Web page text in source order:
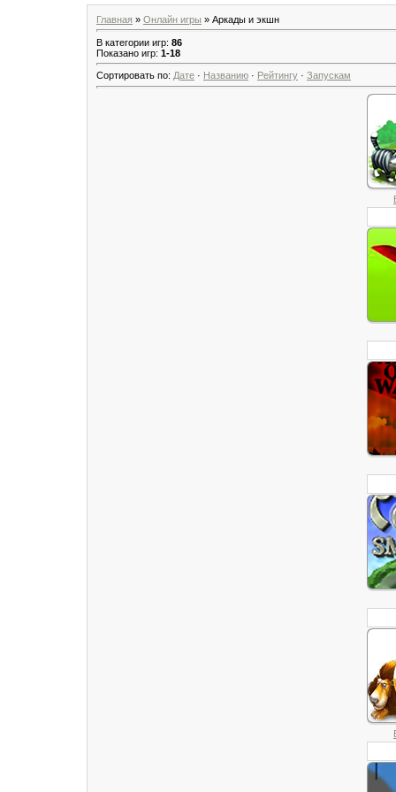
Главная » Онлайн игры » Аркады и экшн
В категории игр: 86
Показано игр: 1-18
Сортировать по: Дате · Названию · Рейтингу · Запускам